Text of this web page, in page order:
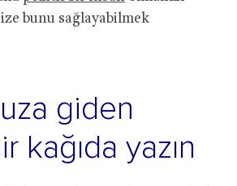
bunu sağlayabilmek
giden
kağıda yazın